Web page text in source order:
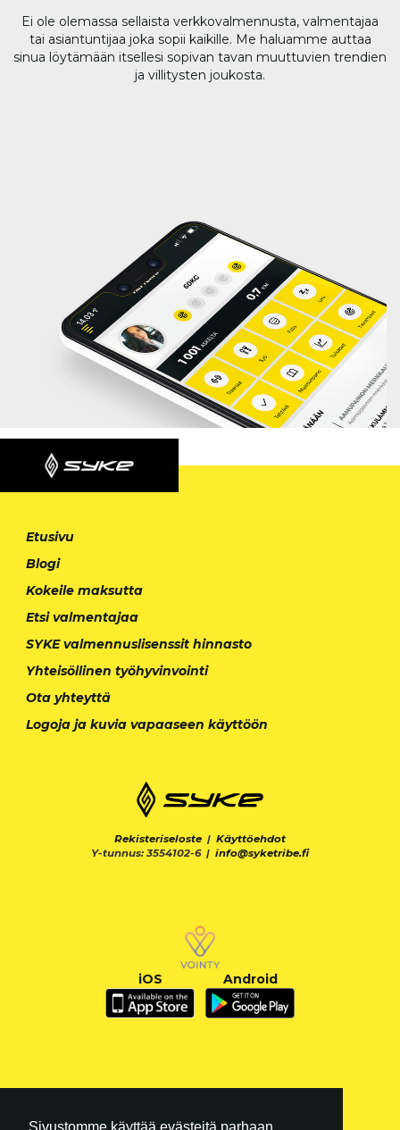
Ei ole olemassa sellaista verkkovalmennusta, valmentajaa
tai asiantuntijaa joka sopii kaikille. Me haluamme auttaa
sinua löytämään itsellesi sopivan tavan muuttuvien trendien
ja villitysten joukosta.
Etusivu
Blogi
Kokeile maksutta
Etsi valmentajaa
SYKE valmennuslisenssit hinnasto
Yhteisöllinen työhyvinvointi
Ota yhteyttä
Logoja ja kuvia vapaaseen käyttöön
Rekisteriseloste | Käyttöehdot
Y-tunnus: 3554102-6 | info@syketribe.fi
iOS Android